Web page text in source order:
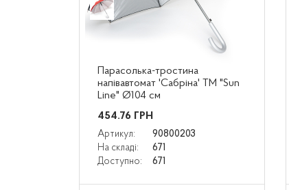
Парасолька-тростина
напівавтомат 'Сабріна' ТМ "Sun
Line" Ø104 cм
454.76 ГРН
Артикул:
90800203
На складі:
671
Доступно:
671